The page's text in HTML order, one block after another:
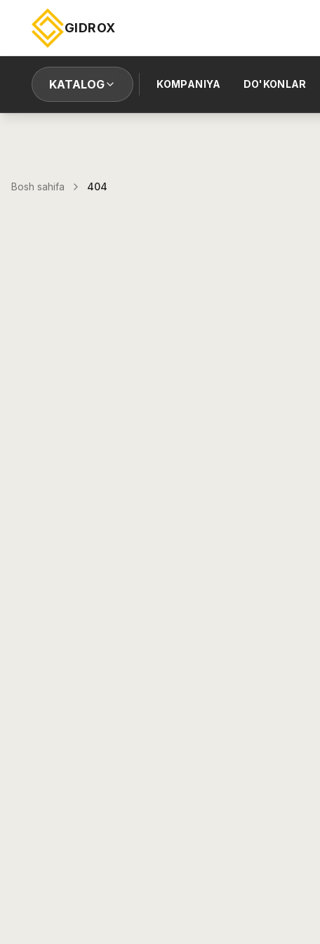
GIDROX
KATALOG KOMPANIYA DO'KONLAR
Bosh sahifa 404